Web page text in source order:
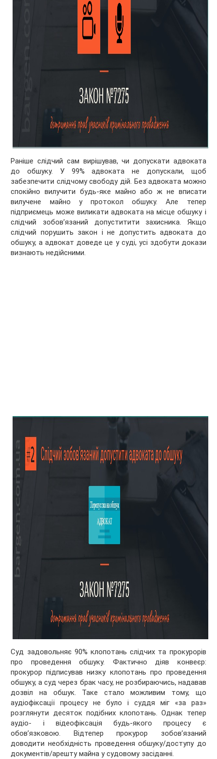
Раніше слідчий сам вирішував, чи допускати адвоката
до обшуку. У 99% адвоката не допускали, щоб
забезпечити слідчому свободу дій. Без адвоката можно
спокійно вилучити будь-яке майно або ж не вписати
вилучене майно у протокол обшуку. Але тепер
підприємець може виликати адвоката на місце обшуку і
слідчий зобов’язаний допуститити захисника. Якщо
слідчий порушить закон і не допустить адвоката до
обшуку, а адвокат доведе це у суді, усі здобути докази
визнають недійсними.
Суд задовольняє 90% клопотань слідчих та прокурорів
про проведення обшуку. Фактично діяв конвеєр:
прокурор підписував низку клопотань про проведення
обшуку, а суд через брак часу, не розбираючись, надавав
дозвіл на обшук. Таке стало можливим тому, що
аудіофіксації процесу не було і суддя міг «за раз»
розглянути десяток подібних клопотань. Однак тепер
аудіо- і відеофіксація будь-якого процесу є
обов’язковою. Відтепер прокурор зобов’язаний
доводити необхідність проведення обшуку/доступу до
документів/арешту майна у судовому засіданні.